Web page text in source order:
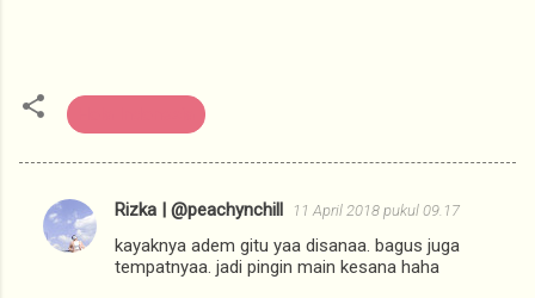
K
Rizka | @peachynchill 11 April 2018 pukul 09.17
kayaknya adem gitu yaa disanaa. bagus juga
tempatnyaa. jadi pingin main kesana haha